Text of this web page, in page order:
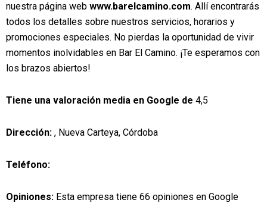
nuestra página web www.barelcamino.com. Allí encontrarás
todos los detalles sobre nuestros servicios, horarios y
promociones especiales. No pierdas la oportunidad de vivir
momentos inolvidables en Bar El Camino. ¡Te esperamos con
los brazos abiertos!
Tiene una valoración media en Google de 4,5
Dirección: , Nueva Carteya, Córdoba
Teléfono:
Opiniones: Esta empresa tiene 66 opiniones en Google